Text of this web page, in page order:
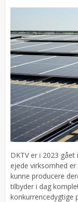
DKTV er i 2023
ejede virksomhed
kunne producere
tilbyder i dag
konkurrencedygtige